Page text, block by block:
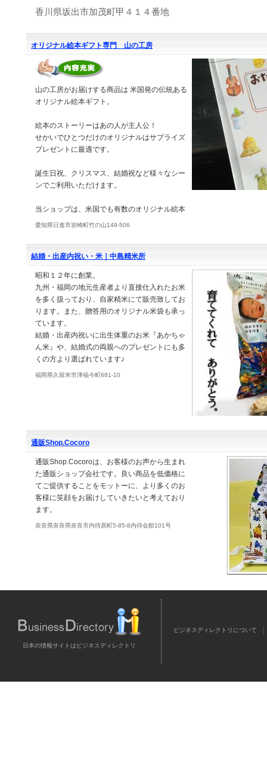
香川県坂出市加茂町甲４１４番地
オリジナル絵本ギフト専門 山の工房
山の工房がお届けする商品は 米国発の伝統ある
オリジナル絵本ギフト。
絵本のストーリーはあの人が主人公！
せかいでひとつだけのオリジナルはサプライズ
プレゼントに最適です。
誕生日祝、クリスマス、結婚祝など様々なシー
ンでご利用いただけます。
当ショップは、米国でも有数のオリジナル絵本
愛知県日進市岩崎町竹の山149-506
結婚・出産内祝い・米｜中島精米所
昭和１２年に創業。
九州・福岡の地元生産者より直接仕入れたお米
を多く扱っており、自家精米にて販売致してお
ります。また、贈答用のオリジナル米袋も承っ
ています。
結婚・出産内祝いに出生体重のお米『あかちゃ
ん米』や、結婚式の両親へのプレゼントにも多
くの方より選ばれています♪
福岡県久留米市津福今町681-10
通販Shop.Cocoro
通販Shop.Cocoroは、お客様のお声から生まれ
た通販ショップ会社です。良い商品を低価格に
てご提供することをモットーに、より多くのお
客様に笑顔をお届けしていきたいと考えており
ます。
奈良県奈良県奈良市内待原町5-85-8内待会館101号
日本の情報サイトはビジネスディレクトリ
ビジネスディレクトリについて